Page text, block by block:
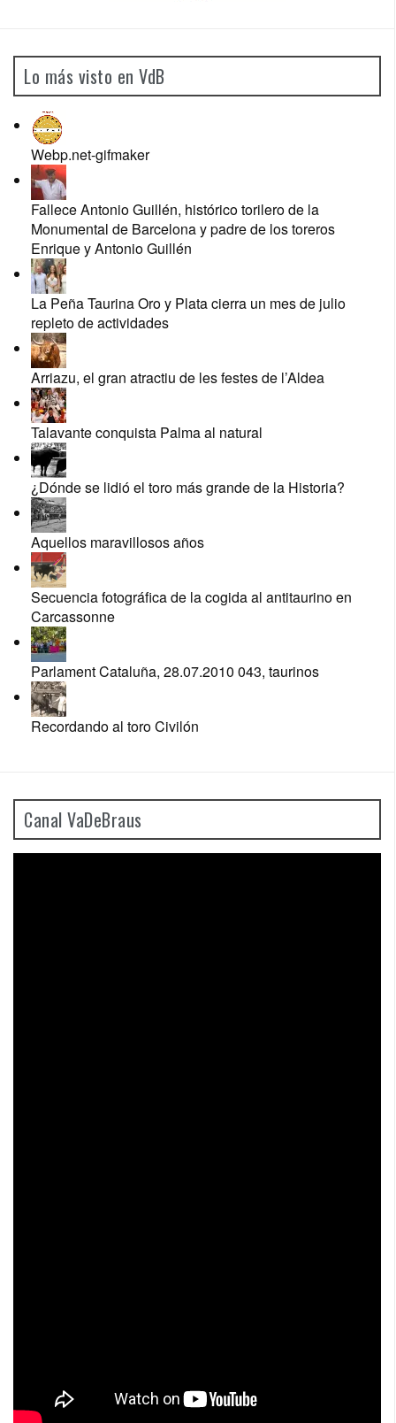
Lo más visto en VdB
Webp.net-gifmaker
Fallece Antonio Guillén, histórico torilero de la
Monumental de Barcelona y padre de los toreros
Enrique y Antonio Guillén
La Peña Taurina Oro y Plata cierra un mes de julio
repleto de actividades
Arriazu, el gran atractiu de les festes de l’Aldea
Talavante conquista Palma al natural
¿Dónde se lidió el toro más grande de la Historia?
Aquellos maravillosos años
Secuencia fotográfica de la cogida al antitaurino en
Carcassonne
Parlament Cataluña, 28.07.2010 043, taurinos
Recordando al toro Civilón
Canal VaDeBraus